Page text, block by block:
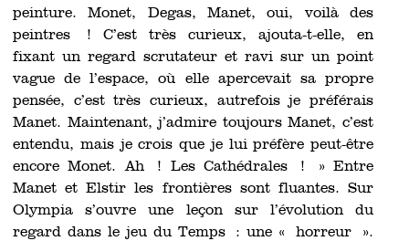
peinture. Monet, Degas, Manet, oui, voilà des
peintres ! C’est très curieux, ajouta-t-elle, en
fixant un regard scrutateur et ravi sur un point
vague de l’espace, où elle apercevait sa propre
pensée, c’est très curieux, autrefois je préférais
Manet. Maintenant, j’admire toujours Manet, c’est
entendu, mais je crois que je lui préfère peut-être
encore Monet. Ah ! Les Cathédrales ! » Entre
Manet et Elstir les frontières sont fluantes. Sur
Olympia s’ouvre une leçon sur l’évolution du
regard dans le jeu du Temps : une « horreur ».